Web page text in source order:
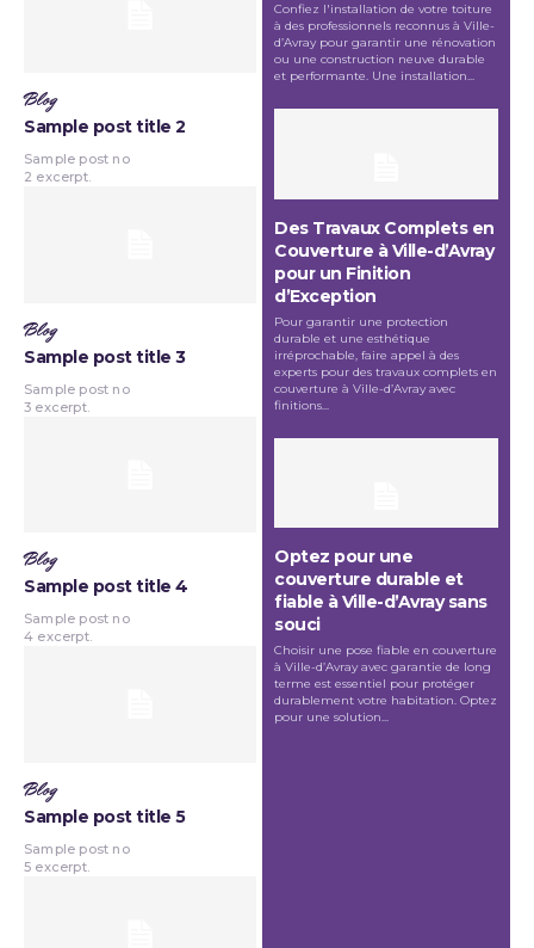
Blog
Sample post title 2
Sample post no
2 excerpt.
Blog
Sample post title 3
Sample post no
3 excerpt.
Blog
Sample post title 4
Sample post no
4 excerpt.
Blog
Sample post title 5
Sample post no
5 excerpt.
Confiez l'installation de votre toiture
à des professionnels reconnus à Ville-
d’Avray pour garantir une rénovation
ou une construction neuve durable
et performante. Une installation...
Des Travaux Complets en
Couverture à Ville-d’Avray
pour un Finition
d’Exception
Pour garantir une protection
durable et une esthétique
irréprochable, faire appel à des
experts pour des travaux complets en
couverture à Ville-d’Avray avec
finitions...
Optez pour une
couverture durable et
fiable à Ville-d’Avray sans
souci
Choisir une pose fiable en couverture
à Ville-d’Avray avec garantie de long
terme est essentiel pour protéger
durablement votre habitation. Optez
pour une solution...